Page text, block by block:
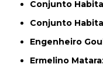
Conjunto
Conjunto
Engenheiro
Ermelino